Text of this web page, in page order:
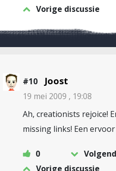
Vorige discussie
#10 Joost
19 mei 2009 , 19:08
Ah, creationists rejoice!
missing links! Een
0
Vorige discussie